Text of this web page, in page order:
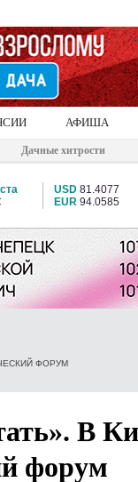
АФИША
Дачные хитрости
USD 81.4077
EUR 94.0585
ФОРУМ
В
форум